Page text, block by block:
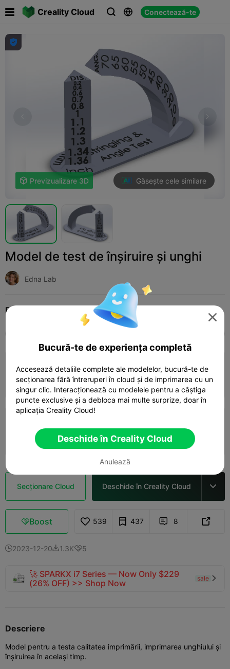
Creality Cloud   Conectează-te

 Previzualizare 3D Găsește cele similare
Model de test de înșiruire și unghi
Edna Lab
Print Settings (2) Adaugă 3D Printers 
0.2mm layer, 2 walls, 15% infill
 30m 02s  1 plates  4.26g
 53m 56s  1 plates 
Secționare Cloud Deschide în Creality Cloud 
Boost 539 437  8 
2023-12-201.3K5
🚀 SPARKX i7 Series — Now Only $229
(26% OFF) >> Shop Now
sale 
Descriere
Model pentru a testa calitatea imprimării, imprimarea unghiului și
înșiruirea în același timp.

Bucură-te de experiența completă
Accesează detaliile complete ale modelelor, bucură-te de
secționarea fără întreruperi în cloud și de imprimarea cu un
singur clic. Interacționează cu modelele pentru a câștiga
puncte exclusive și a debloca mai multe surprize, doar în
aplicația Creality Cloud!
Deschide în Creality Cloud
Anulează